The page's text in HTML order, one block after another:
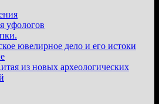
уфологов
ювелирное дело и его истоки
из новых археологических